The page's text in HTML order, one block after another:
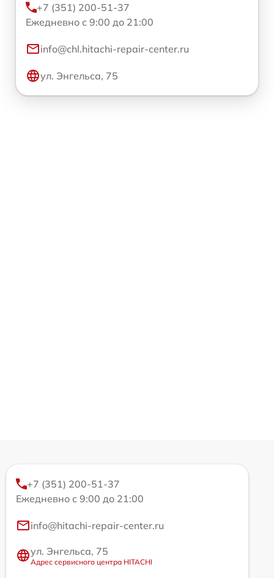
+7 (351) 200-51-37
Ежедневно с 9:00 до 21:00
info@chl.hitachi-repair-center.ru
ул. Энгельса, 75
+7 (351) 200-51-37
Ежедневно с 9:00 до 21:00
info@hitachi-repair-center.ru
ул. Энгельса, 75
Адрес сервисного центра HITACHI